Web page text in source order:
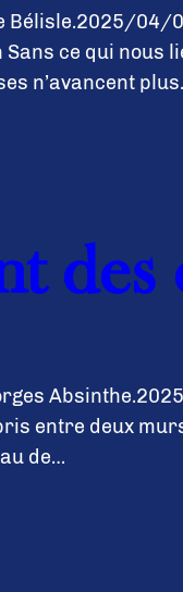
04/
ce qui nous
n’avancent
des
entre deux
de…